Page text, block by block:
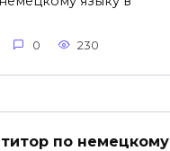
0 230
по немецкому